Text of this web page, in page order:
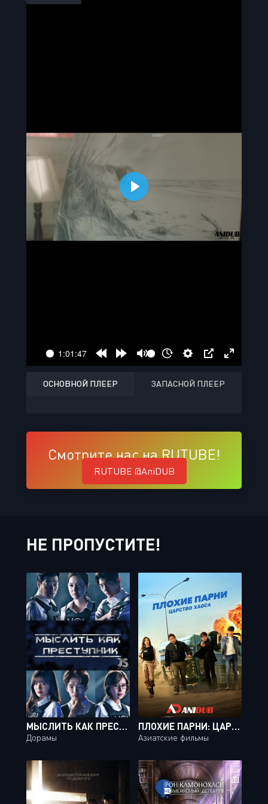
ОСНОВНОЙ ПЛЕЕР ЗАПАСНОЙ ПЛЕЕР
Смотрите нас на RUTUBE!
RUTUBE @AniDUB
НЕ ПРОПУСТИТЕ!
МЫСЛИТЬ КАК ПРЕСТУПНИК / CRIMINAL MINDS [20 ИЗ 20]
Дорамы
ПЛОХИЕ ПАРНИ: ЦАРСТВО ХАОСА / THE BAD GUYS REIGN OF CHAOS
Азиатские фильмы